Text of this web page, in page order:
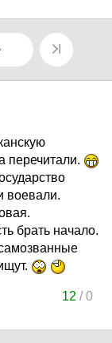
перечитали.
воевали.
брать начало.
12 /0